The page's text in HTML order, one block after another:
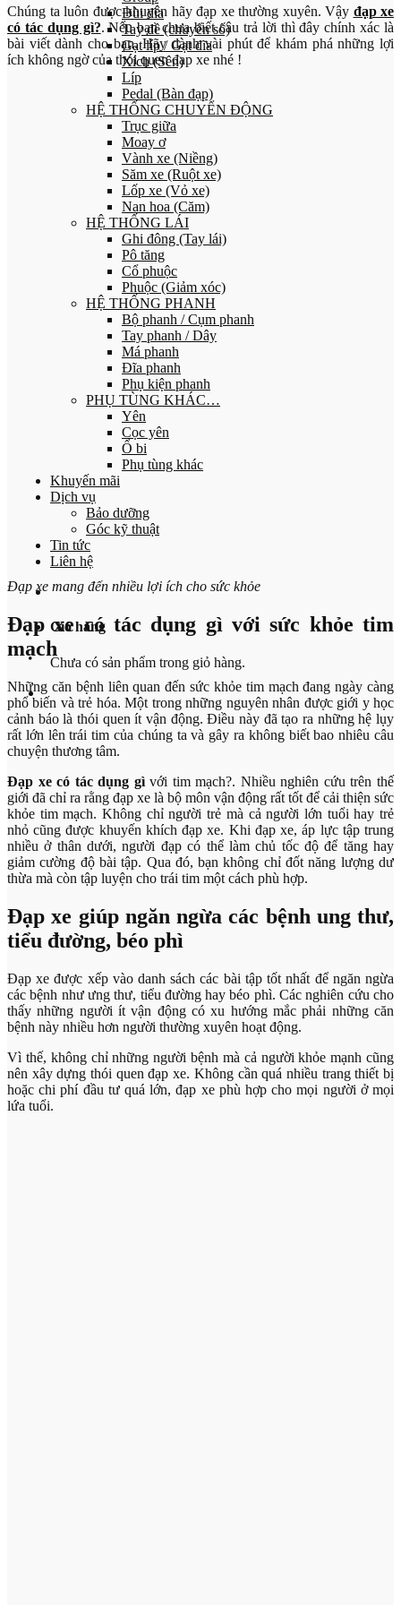
Đùi đĩa
Tay đề (chuyển số)
Gạt líp / Gạt đĩa
Xích (Sên)
Líp
Pedal (Bàn đạp)
HỆ THỐNG CHUYỂN ĐỘNG
Trục giữa
Moay ơ
Vành xe (Niềng)
Săm xe (Ruột xe)
Lốp xe (Vỏ xe)
Nan hoa (Căm)
HỆ THỐNG LÁI
Ghi đông (Tay lái)
Pô tăng
Cổ phuộc
Phuộc (Giảm xóc)
HỆ THỐNG PHANH
Bộ phanh / Cụm phanh
Tay phanh / Dây
Má phanh
Đĩa phanh
Phụ kiện phanh
PHỤ TÙNG KHÁC…
Yên
Cọc yên
Ổ bi
Phụ tùng khác
Khuyến mãi
Dịch vụ
Bảo dưỡng
Góc kỹ thuật
Tin tức
Liên hệ
Giỏ hàng
Chưa có sản phẩm trong giỏ hàng.
Chúng ta luôn được khuyên hãy đạp xe thường xuyên. Vậy đạp xe
có tác dụng gì?. Nếu bạn chưa biết câu trả lời thì đây chính xác là
bài viết dành cho bạn. Hãy dành vài phút để khám phá những lợi
ích không ngờ của thói quen đạp xe nhé !
Đạp xe mang đến nhiều lợi ích cho sức khỏe
Đạp xe có tác dụng gì với sức khỏe tim
mạch
Những căn bệnh liên quan đến sức khỏe tim mạch đang ngày càng
phổ biến và trẻ hóa. Một trong những nguyên nhân được giới y học
cảnh báo là thói quen ít vận động. Điều này đã tạo ra những hệ lụy
rất lớn lên trái tim của chúng ta và gây ra không biết bao nhiêu câu
chuyện thương tâm.
Đạp xe có tác dụng gìvới tim mạch?. Nhiều nghiên cứu trên thế
giới đã chỉ ra rằng đạp xe là bộ môn vận động rất tốt để cải thiện sức
khỏe tim mạch. Không chỉ người trẻ mà cả người lớn tuổi hay trẻ
nhỏ cũng được khuyến khích đạp xe. Khi đạp xe, áp lực tập trung
nhiều ở thân dưới, người đạp có thể làm chủ tốc độ để tăng hay
giảm cường độ bài tập. Qua đó, bạn không chỉ đốt năng lượng dư
thừa mà còn tập luyện cho trái tim một cách phù hợp.
Đạp xe giúp ngăn ngừa các bệnh ung thư,
tiểu đường, béo phì
Đạp xe được xếp vào danh sách các bài tập tốt nhất để ngăn ngừa
các bệnh như ưng thư, tiểu đường hay béo phì. Các nghiên cứu cho
thấy những người ít vận động có xu hướng mắc phải những căn
bệnh này nhiều hơn người thường xuyên hoạt động.
Vì thế, không chỉ những người bệnh mà cả người khỏe mạnh cũng
nên xây dựng thói quen đạp xe. Không cần quá nhiều trang thiết bị
hoặc chi phí đầu tư quá lớn, đạp xe phù hợp cho mọi người ở mọi
lứa tuổi.